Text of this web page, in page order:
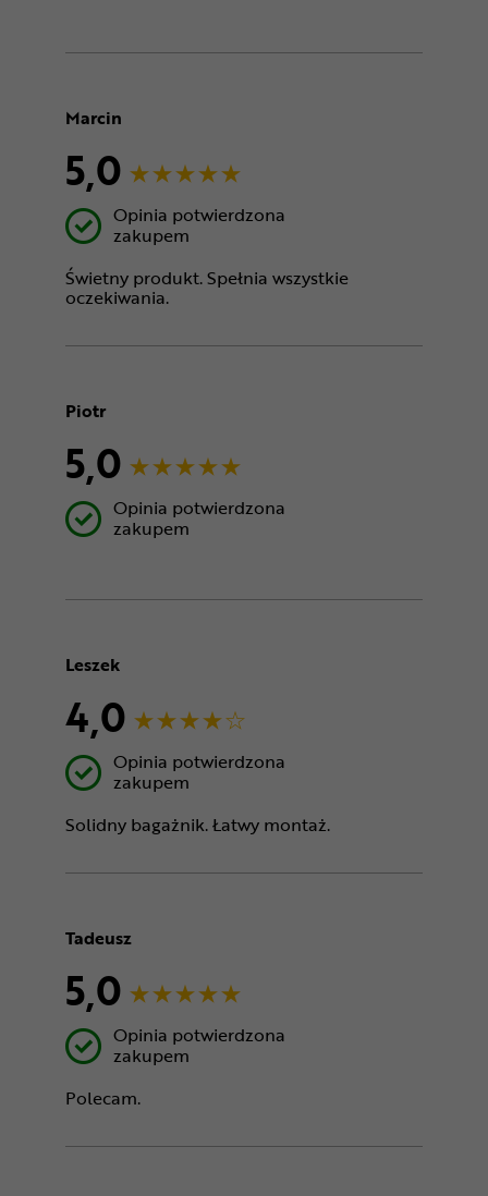
Marcin
5,0
Opinia potwierdzona
zakupem
Świetny produkt. Spełnia wszystkie
oczekiwania.
Piotr
5,0
Opinia potwierdzona
zakupem
Leszek
4,0
Opinia potwierdzona
zakupem
Solidny bagażnik. Łatwy montaż.
Tadeusz
5,0
Opinia potwierdzona
zakupem
Polecam.